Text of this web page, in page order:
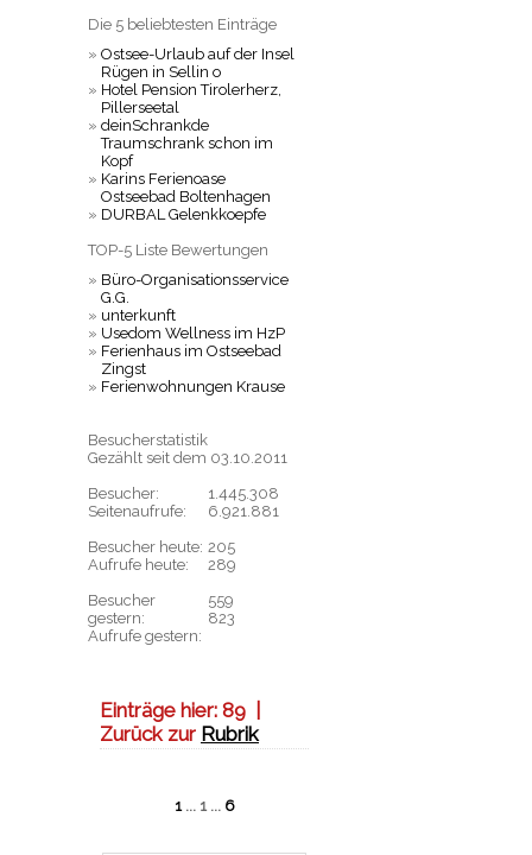
Die 5 beliebtesten Einträge
» Ostsee-Urlaub auf der Insel
Rügen in Sellin o
» Hotel Pension Tirolerherz,
Pillerseetal
» deinSchrankde
Traumschrank schon im
Kopf
» Karins Ferienoase
Ostseebad Boltenhagen
» DURBAL Gelenkkoepfe
TOP-5 Liste Bewertungen
» Büro-Organisationsservice
G.G.
» unterkunft
» Usedom Wellness im HzP
» Ferienhaus im Ostseebad
Zingst
» Ferienwohnungen Krause
Besucherstatistik
Gezählt seit dem 03.10.2011
Besucher:
Seitenaufrufe:
Besucher heute:
Aufrufe heute:
Besucher
gestern:
Aufrufe gestern:
1.445.308
6.921.881
205
289
559
823
Einträge hier: 89
Zurück zur Rubrik
1... 1 ... 6